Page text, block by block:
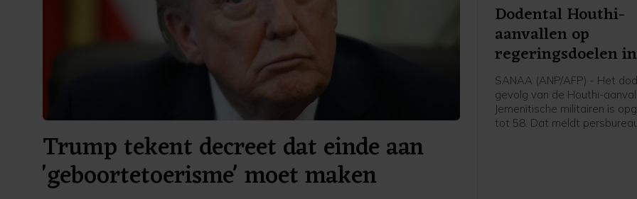
Trump tekent decreet dat einde aan
'geboortetoerisme' moet maken
Dodental Houthi-
aanvallen op
regeringsdoelen in
Jemen opgelopen
SANAA (ANP/AFP) - Het
gevolg van de Houthi-
Jemenitische militairen is
tot 58. Dat meldt